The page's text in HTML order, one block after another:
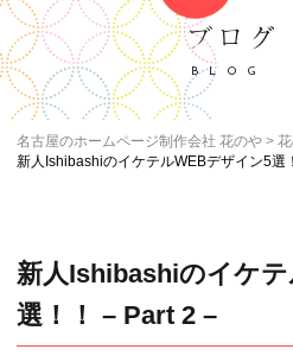
ブログ
BLOG
名古屋のホームページ制作会社 花のや
新人IshibashiのイケテルWEBデザイン5選
新人Ishibashiのイケ
選！！ – Part 2 –